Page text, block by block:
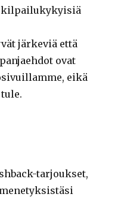
kilpailukykyisiä
järkeviä että
ovat
eikä
tarjoukset,